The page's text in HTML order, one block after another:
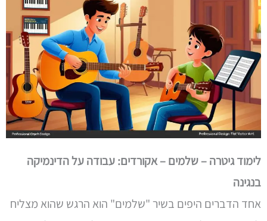
לימוד גיטרה – שלמים – אקורדים: עבודה על הדינמיקה
בנגינה
אחד הדברים היפים בשיר "שלמים" הוא הרגש שהוא מצליח